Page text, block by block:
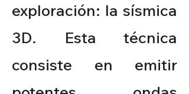
exploración: la sísmica
3D. Esta técnica
consiste en emitir